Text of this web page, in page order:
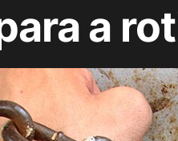
a